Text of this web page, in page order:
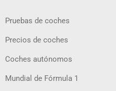
Pruebas de coches
Precios de coches
Coches autónomos
Mundial de Fórmula 1